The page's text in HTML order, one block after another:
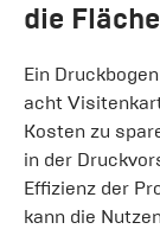
die
Ein
acht
Kosten zu
in der
Effizienz der
kann die